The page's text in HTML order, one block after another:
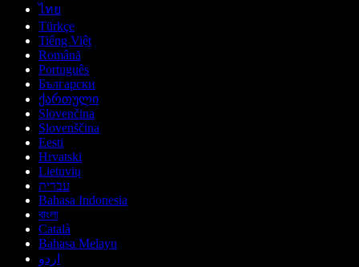
ไทย
Türkçe
Tiếng Việt
Română
Português
Български
ქართული
Slovenčina
Slovenščina
Eesti
Hrvatski
Lietuvių
עברית
Bahasa Indonesia
বাংলা
Català
Bahasa Melayu
اردو